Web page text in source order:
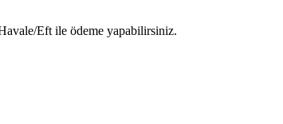
Eft ile ödeme yapabilirsiniz.